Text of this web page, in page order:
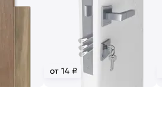
от 14 ₽